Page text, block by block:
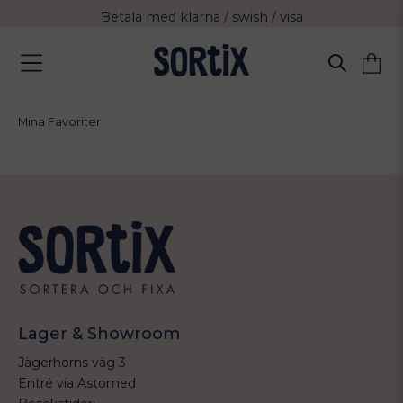
Betala med klarna / swish / visa
Fri frakt över 799 kr eller vid avhämtning
Leverans 2-4 arbetsdagar med Postnord
Mina Favoriter
Lager & Showroom
Jägerhorns väg 3
Entré via Astomed